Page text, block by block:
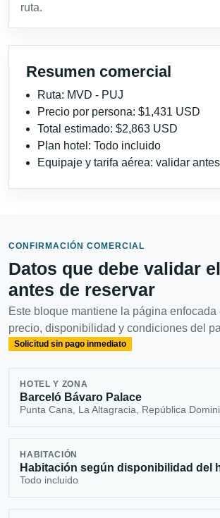
ruta.
Resumen comercial
Ruta: MVD - PUJ
Precio por persona: $1,431 USD
Total estimado: $2,863 USD
Plan hotel: Todo incluido
Equipaje y tarifa aérea: validar
CONFIRMACIÓN COMERCIAL
Datos que debe validar
antes de reservar
Este bloque mantiene la página enfocada
precio, disponibilidad y condiciones del
Solicitud sin pago inmediato
HOTEL Y ZONA
Barceló Bávaro Palace
Punta Cana, La Altagracia, República
HABITACIÓN
Habitación según disponibilidad del
Todo incluido